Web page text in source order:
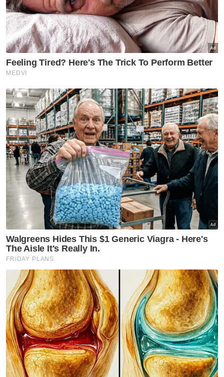
demi kesejahteraan Malaysia kerana negara
perlu diuruskan.
"Membiarkan negara tanpa berkerajaan
adalah suatu perkara yang amat tidak baik
kerana rakyat akan menerima akibat dan
"Jadi, kita berada dalam kerajaan ada
perjanjian. Kita bukan 'serah tengkuk', ada red
line (garis merah) yang kita letak.
Artikel Berkaitan:
Sokongan UMNO terhadap Kerajaan Perpaduan
kekal - Ahmad Zahid
UMNO cadang wujudkan Akta Perlindungan Guru
Malaysia
'Jangan pura-pura setuju di hadapan, tapi tak puas
hati di belakang'
Rumah Bangsa perlu jadi kenyataan sebelum PRU16 -
Johari Ghani
[VIDEO] 'UMNO masih dalam sindrom penafian' -
Akmal Saleh
PRU16: UMNO belum putuskan kerjasama dengan PH
"Itu sebabnya saya mengingatkan semua, jika
ramai orang terlupa terutama rakan-rakan
kita, saya sebut dalam ucapan perasmian
(Perhimpunan Agung) Pemuda, Wanita dan
Puteri bahawa walaupun berada dalam
Kabinet yang sama, 'don't take us for